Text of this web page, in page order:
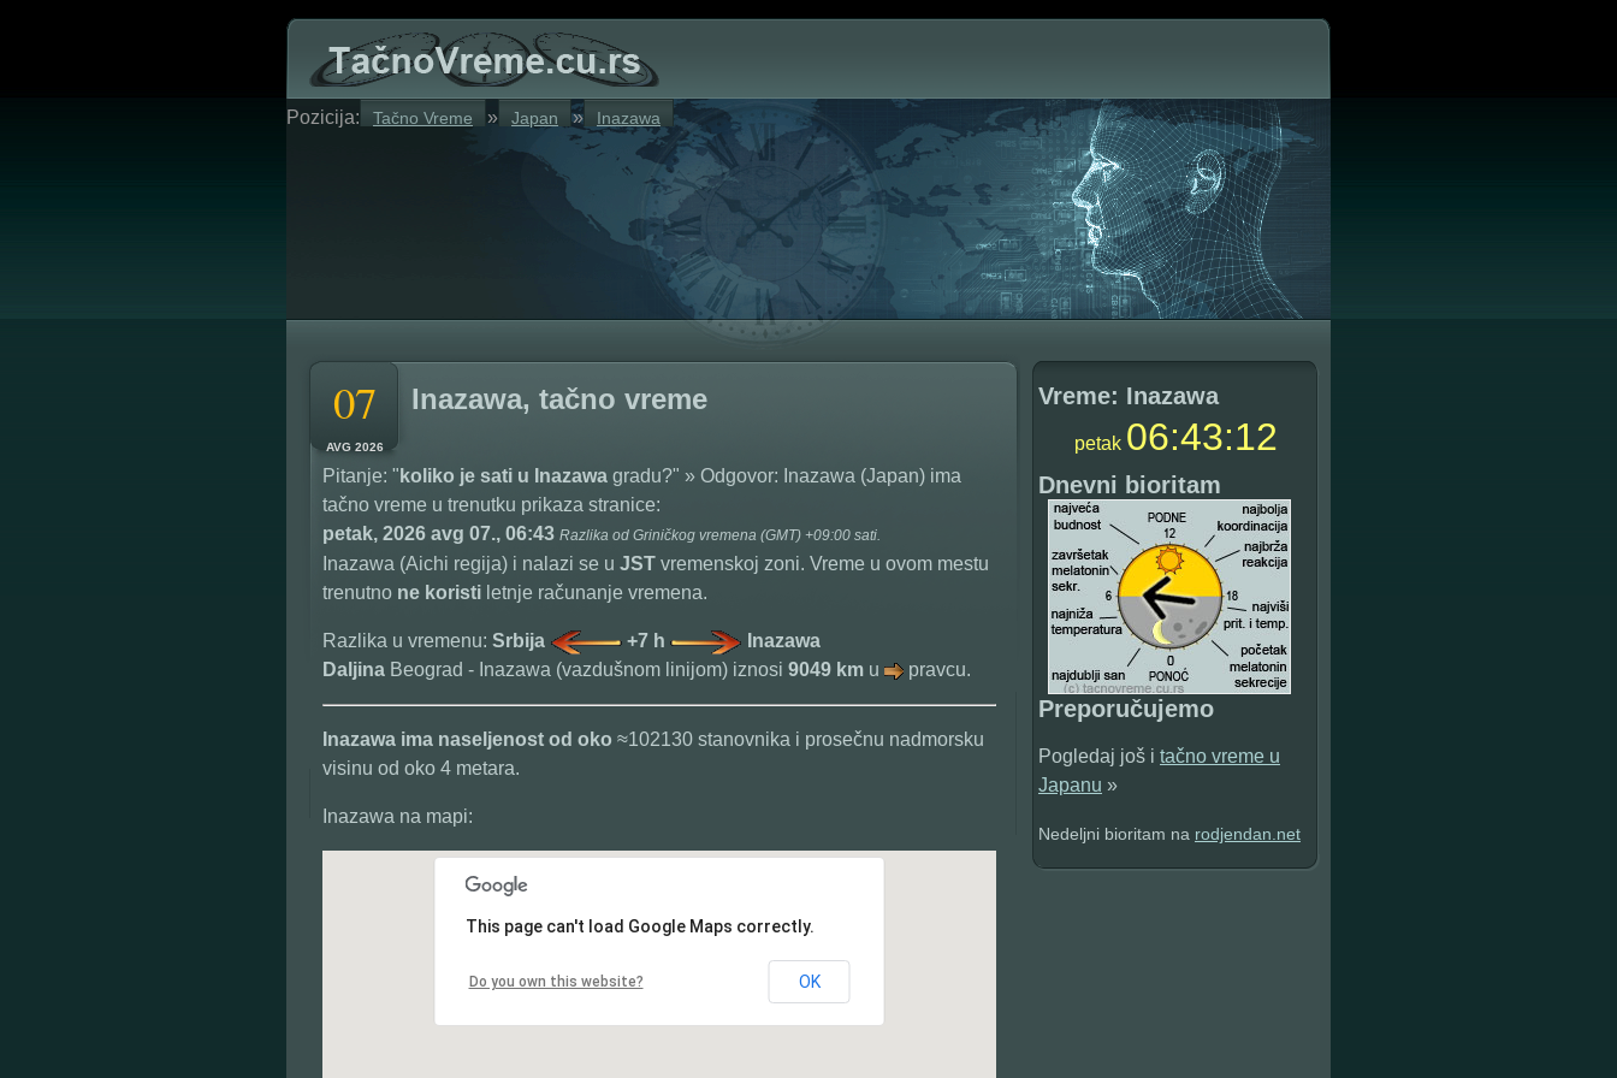
Pozicija: Tačno Vreme » Japan » Inazawa
07
AVG 2026
Inazawa, tačno vreme
Pitanje: " koliko je sati u Inazawa gradu?" » Odgovor: Inazawa (Japan) ima
tačno vreme u trenutku prikaza stranice:
petak, 2026 avg 07., 06:43 Razlika od Griničkog vremena (GMT) +09:00 sati.
Inazawa (Aichi regija) i nalazi se u JST vremenskoj zoni. Vreme u ovom mestu
trenutno ne koristi letnje računanje vremena.
Razlika u vremenu: Srbija +7 h
Inazawa
Daljina Beograd - Inazawa (vazdušnom linijom) iznosi 9049 km u pravcu.
Inazawa ima naseljenost od oko ≈102130 stanovnika i prosečnu nadmorsku
visinu od oko 4 metara.
Inazawa na mapi:
This page can't load Google Maps correctly.
Do you own this website? OK
Vreme: Inazawa
petak 06:43:13
Dnevni bioritam
Preporučujemo
Pogledaj još i tačno vreme u
Japanu »
Nedeljni bioritam na rodjendan.net